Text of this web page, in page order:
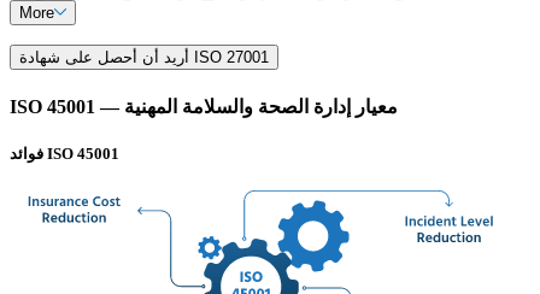
More
أريد أن أحصل على شهادة ISO 27001
ISO 45001 — معيار إدارة الصحة والسلامة المهنية
فوائد ISO 45001